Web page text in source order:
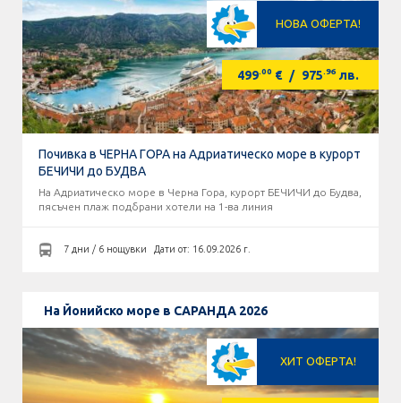
НОВА ОФЕРТА!
499.00 € / 975.96 лв.
Почивка в ЧЕРНА ГОРА на Адриатическо море в курорт
БЕЧИЧИ до БУДВА
На Адриатическо море в Черна Гора, курорт БЕЧИЧИ до Будва,
пясъчен плаж подбрани хотели на 1-ва линия
7 дни / 6 нощувки Дати от: 16.09.2026 г.
На Йонийско море в САРАНДА 2026
ХИТ ОФЕРТА!